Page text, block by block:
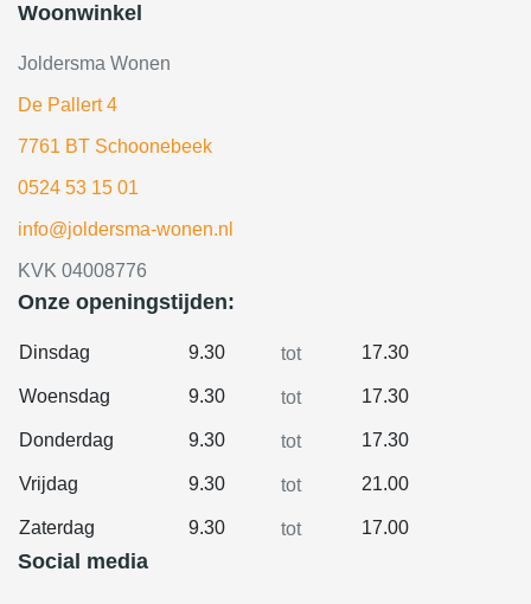
Woonwinkel
Joldersma Wonen
De Pallert 4
7761 BT Schoonebeek
0524 53 15 01
info@joldersma-wonen.nl
KVK 04008776
Onze openingstijden:
Dinsdag 9.30 tot 17.30
Woensdag 9.30 tot 17.30
Donderdag 9.30 tot 17.30
Vrijdag 9.30 tot 21.00
Zaterdag 9.30 tot 17.00
Social media